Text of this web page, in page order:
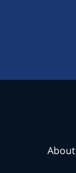
About